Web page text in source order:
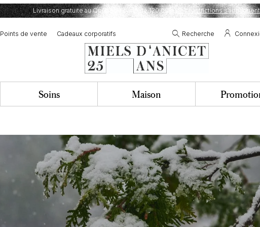
Livraison gratuite au Québec à partir de 120,00$. Des restrictions s’appliquent
Points de vente Cadeaux corporatifs Recherche
Soins Maison